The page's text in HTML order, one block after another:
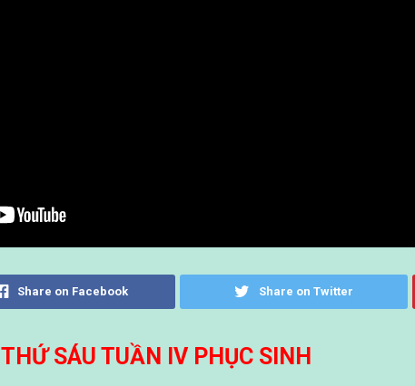
Share on Facebook Share on Twitter
THỨ SÁU TUẦN IV PHỤC SINH